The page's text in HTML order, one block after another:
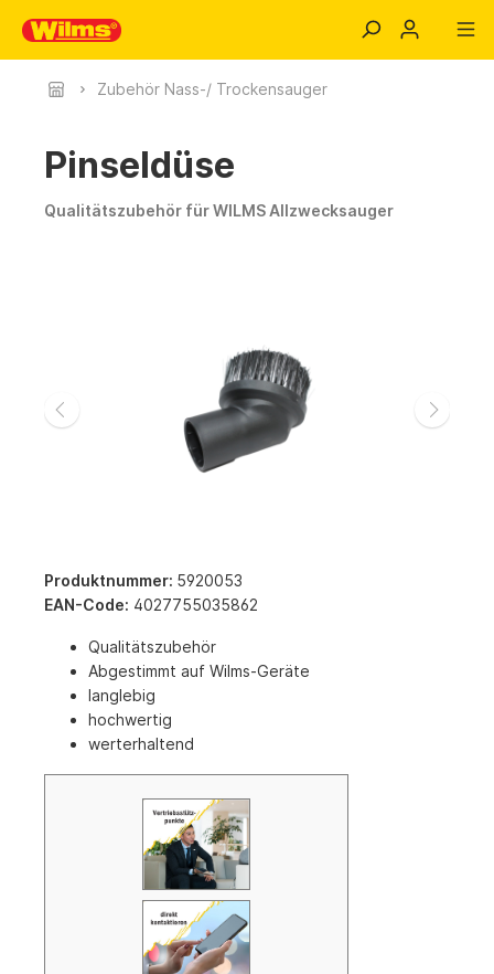
Zubehör Nass-/ Trockensauger
Pinseldüse
Qualitätszubehör für WILMS Allzwecksauger
Produktnummer: 5920053
EAN-Code: 4027755035862
Qualitätszubehör
Abgestimmt auf Wilms-Geräte
langlebig
hochwertig
werterhaltend